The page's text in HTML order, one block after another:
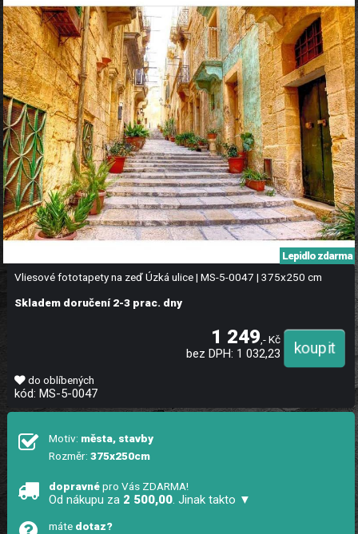
Vliesové fototapety na zeď Úzká ulice | MS-5-0047 | 375x250 cm
Lepidlo zdarma
Skladem doručení 2-3 prac. dny
1 249,- Kč
bez DPH: 1 032,23
do oblíbených
kód: MS-5-0047
Motiv: města, stavby
Rozměr: 375x250cm
dopravnépro Vás ZDARMA!
Od nákupu za 2 500,00. Jinak takto ▼
máte dotaz?